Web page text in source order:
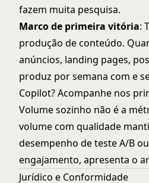
fazem muita pesquisa.
Marco de primeira vitória:
produção de conteúdo.
anúncios, landing pages,
produz por semana com e
Copilot? Acompanhe nos
Volume sozinho não é a
volume com qualidade
desempenho de teste A/B
engajamento, apresenta o
Jurídico e Conformidade